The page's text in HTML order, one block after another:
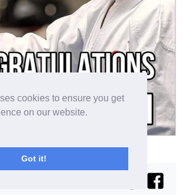
cookies to ensure you get
on our website.
Got it!